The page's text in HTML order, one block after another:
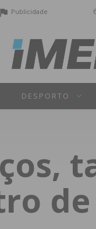
Publicidade
DESPORTO